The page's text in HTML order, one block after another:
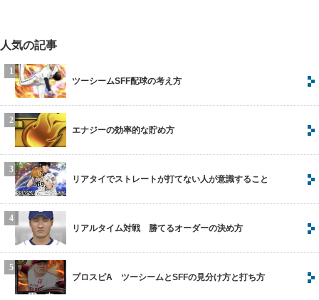
人気の記事
ツーシームSFF配球の考え方
エナジーの効率的な貯め方
リアタイでストレートが打てない人が意識すること
リアルタイム対戦 勝てるオーダーの決め方
プロスピA ツーシームとSFFの見分け方と打ち方